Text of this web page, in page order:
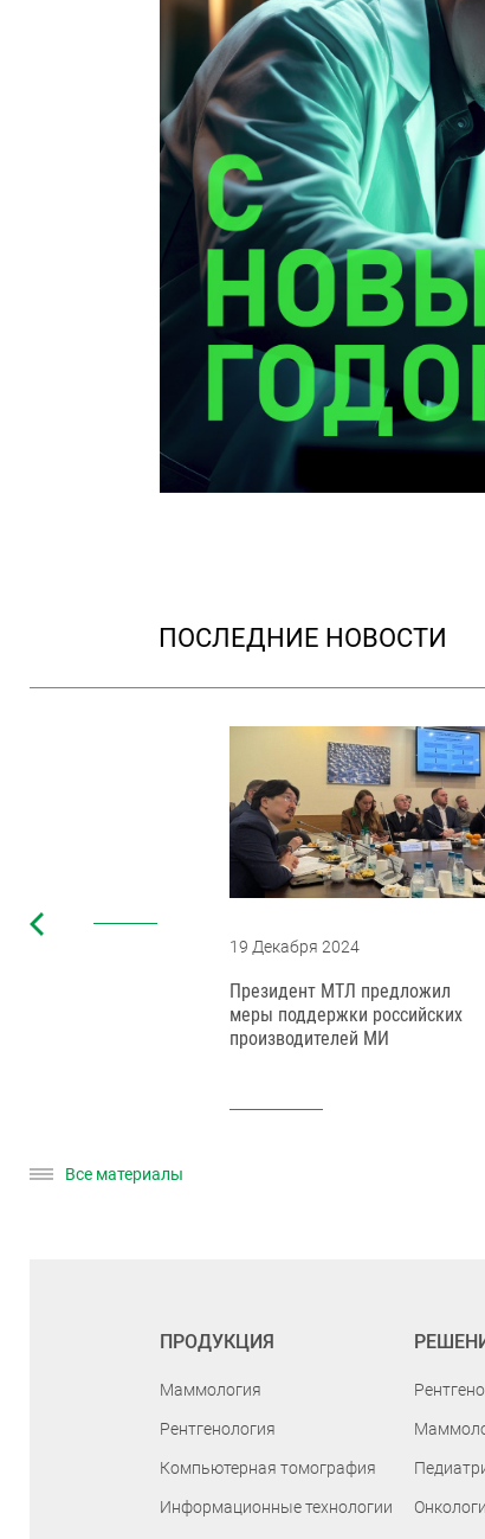
ПОСЛЕДНИЕ НОВОСТИ
19 Декабря 2024
Президент МТЛ предложил
меры поддержки российских
производителей МИ
Все материалы
ПРОДУКЦИЯ
Маммология
Рентгенология
Компьютерная томография
Информационные технологии